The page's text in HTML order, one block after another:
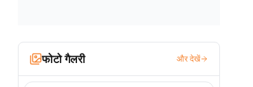
फोटो गैलरी और देखें